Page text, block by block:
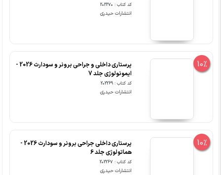
کد کتاب : 202270
انتشارات حیدری
10%
پرستاری داخلی و جراحی برونر و سودارث 2026 -
ایمونولوژی جلد 7
کد کتاب : 202269
انتشارات حیدری
10%
پرستاری داخلی جراحی برونر و سودارث 2026 -
هماتولوژی جلد 6
کد کتاب : 202267
انتشارات حیدری